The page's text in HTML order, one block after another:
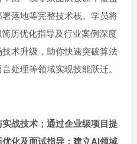
落地等完整技术栈。学员将
历优化指导及行业案例深度
术升级，助你快速突破算法
处理等领域实现技能跃迁。
战技术；通过企业级项目提
化及面试指导；建立AI领域